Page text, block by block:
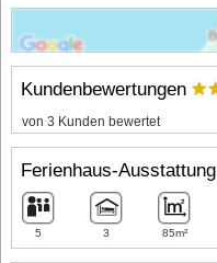
Kundenbewertungen
von 3 Kunden bewertet
Ferienhaus-Ausstattung
5 3 85m²